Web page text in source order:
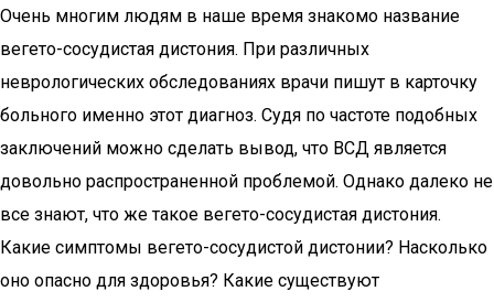
Очень многим людям в наше время знакомо название
вегето-сосудистая дистония. При различных
неврологических обследованиях врачи пишут в карточку
больного именно этот диагноз. Судя по частоте подобных
заключений можно сделать вывод, что ВСД является
довольно распространенной проблемой. Однако далеко не
все знают, что же такое вегето-сосудистая дистония.
Какие симптомы вегето-сосудистой дистонии? Насколько
оно опасно для здоровья? Какие существуют